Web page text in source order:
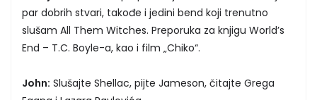
par dobrih stvari, takođe i jedini bend koji trenutno
slušam All Them Witches. Preporuka za knjigu World’s
End – T.C. Boyle-a, kao i film „Chiko“.
John: Slušajte Shellac, pijte Jameson, čitajte Grega